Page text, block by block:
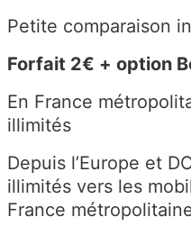
Petite comparaison
Forfait 2€ + option
En France
illimités
Depuis l’Europe et
illimités vers les
France